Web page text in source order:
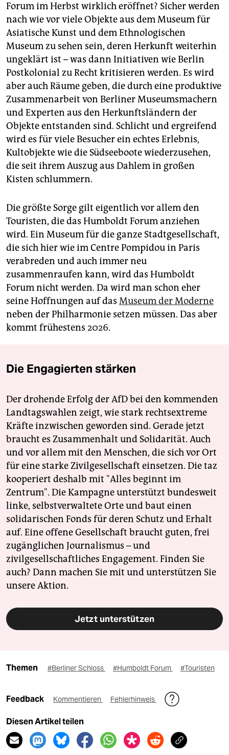
Forum im Herbst wirklich eröffnet? Sicher werden
nach wie vor viele Objekte aus dem Museum für
Asiatische Kunst und dem Ethnologischen
Museum zu sehen sein, deren Herkunft weiterhin
ungeklärt ist – was dann Initiativen wie Berlin
Postkolonial zu Recht kritisieren werden. Es wird
aber auch Räume geben, die durch eine produktive
Zusammenarbeit von Berliner Museumsmachern
und Experten aus den Herkunftsländern der
Objekte entstanden sind. Schlicht und ergreifend
wird es für viele Besucher ein echtes Erlebnis,
Kultobjekte wie die Südseeboote wiederzusehen,
die seit ihrem Auszug aus Dahlem in großen
Kisten schlummern.
Die größte Sorge gilt eigentlich vor allem den
Touristen, die das Humboldt Forum anziehen
wird. Ein Museum für die ganze Stadtgesellschaft,
die sich hier wie im Centre Pompidou in Paris
verabreden und auch immer neu
zusammenraufen kann, wird das Humboldt
Forum nicht werden. Da wird man schon eher
seine Hoffnungen auf das Museum der Moderne
neben der Philharmonie setzen müssen. Das aber
kommt frühestens 2026.
Die Engagierten stärken
Der drohende Erfolg der AfD bei den kommenden
Landtagswahlen zeigt, wie stark rechtsextreme
Kräfte inzwischen geworden sind. Gerade jetzt
braucht es Zusammenhalt und Solidarität. Auch
und vor allem mit den Menschen, die sich vor Ort
für eine starke Zivilgesellschaft einsetzen. Die taz
kooperiert deshalb mit "Alles beginnt im
Zentrum". Die Kampagne unterstützt bundesweit
linke, selbstverwaltete Orte und baut einen
solidarischen Fonds für deren Schutz und Erhalt
auf. Eine offene Gesellschaft braucht guten, frei
zugänglichen Journalismus – und
zivilgesellschaftliches Engagement. Finden Sie
auch? Dann machen Sie mit und unterstützen Sie
unsere Aktion.
Jetzt unterstützen
Themen #Berliner Schloss #Humboldt Forum #Touristen
Feedback Kommentieren Fehlerhinweis
Diesen Artikel teilen